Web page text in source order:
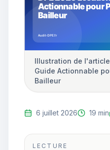
Illustration de
Guide Actionnable
Bailleur
6 juillet 2026 19 min
LECTURE